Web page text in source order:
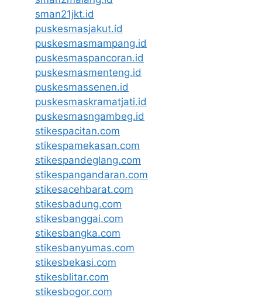
sman21jkt.id
puskesmasjakut.id
puskesmasmampang.id
puskesmaspancoran.id
puskesmasmenteng.id
puskesmassenen.id
puskesmaskramatjati.id
puskesmasngambeg.id
stikespacitan.com
stikespamekasan.com
stikespandeglang.com
stikespangandaran.com
stikesacehbarat.com
stikesbadung.com
stikesbanggai.com
stikesbangka.com
stikesbanyumas.com
stikesbekasi.com
stikesblitar.com
stikesbogor.com